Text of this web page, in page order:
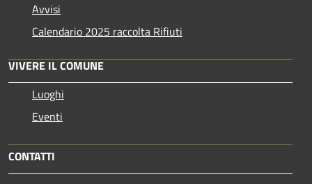
Avvisi
Calendario 2025 raccolta Rifiuti
VIVERE IL COMUNE
Luoghi
Eventi
CONTATTI